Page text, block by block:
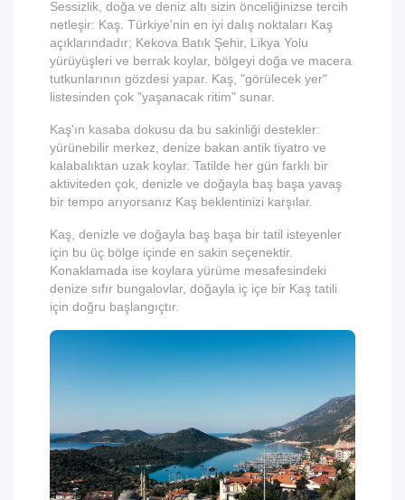
Sessizlik, doğa ve deniz altı sizin önceliğinizse tercih
netleşir: Kaş. Türkiye'nin en iyi dalış noktaları Kaş
açıklarındadır; Kekova Batık Şehir, Likya Yolu
yürüyüşleri ve berrak koylar, bölgeyi doğa ve macera
tutkunlarının gözdesi yapar. Kaş, "görülecek yer"
listesinden çok "yaşanacak ritim" sunar.
Kaş'ın kasaba dokusu da bu sakinliği destekler:
yürünebilir merkez, denize bakan antik tiyatro ve
kalabalıktan uzak koylar. Tatilde her gün farklı bir
aktiviteden çok, denizle ve doğayla baş başa yavaş
bir tempo arıyorsanız Kaş beklentinizi karşılar.
Kaş, denizle ve doğayla baş başa bir tatil isteyenler
için bu üç bölge içinde en sakin seçenektir.
Konaklamada ise koylara yürüme mesafesindeki
denize sıfır bungalovlar, doğayla iç içe bir Kaş tatili
için doğru başlangıçtır.